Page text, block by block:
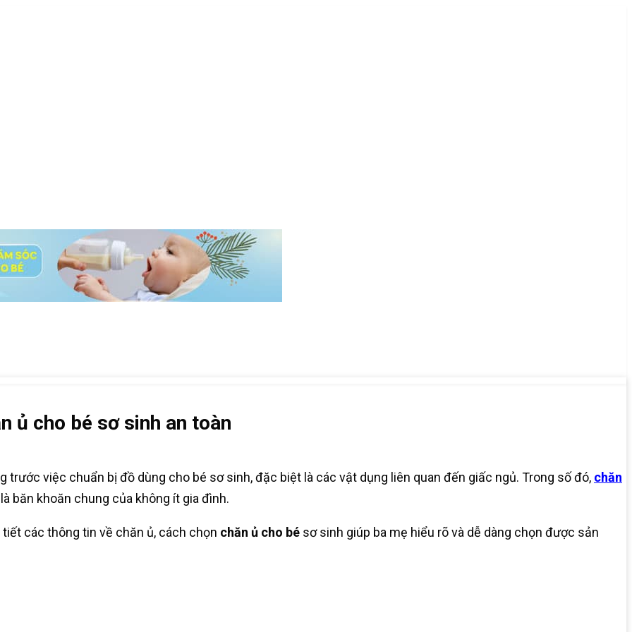
ủ cho bé sơ sinh an toàn
trước việc chuẩn bị đồ dùng cho bé sơ sinh, đặc biệt là các vật dụng liên quan đến giấc ngủ. Trong số đó, chăn
băn khoăn chung của không ít gia đình.
các thông tin về chăn ủ, cách chọn chăn ủ cho bé sơ sinh giúp ba mẹ hiểu rõ và dễ dàng chọn được sản